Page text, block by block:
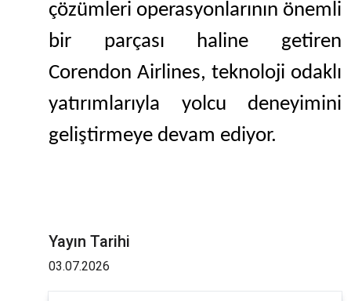
çözümleri operasyonlarının önemli
bir parçası haline getiren
Corendon Airlines, teknoloji odaklı
yatırımlarıyla yolcu deneyimini
geliştirmeye devam ediyor.
Yayın Tarihi
03.07.2026